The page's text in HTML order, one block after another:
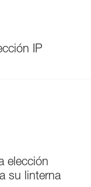
IP
elección
su linterna